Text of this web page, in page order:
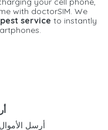
with doctorSIM. We
service to instantly
أرسل